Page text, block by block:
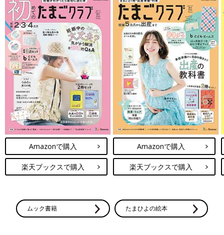
Amazonで購入
楽天ブックスで購入
Amazonで購入
楽天ブックスで購入
ムック書籍 たまひよの絵本